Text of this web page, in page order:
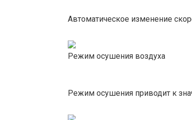
Автоматическое изменение
Режим осушения воздуха
Режим осушения приводит к